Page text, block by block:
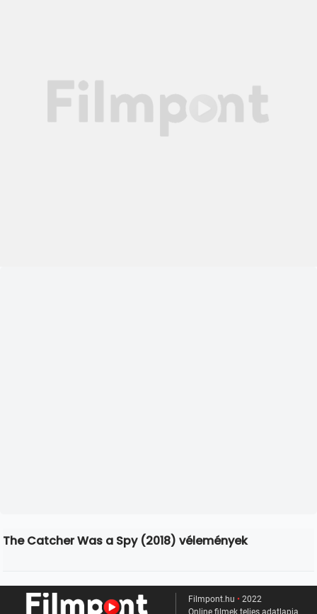
The Catcher Was a Spy (2018) vélemények
Filmpont.hu• 2022
Online filmek teljes adatlapja